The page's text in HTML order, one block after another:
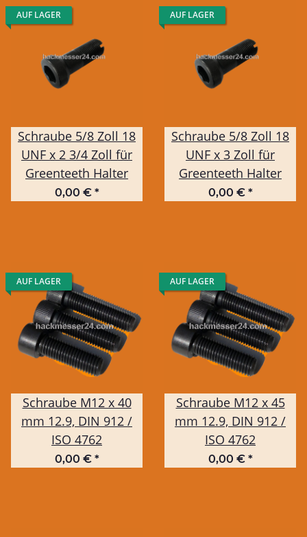
AUF LAGER
Schraube 5/8 Zoll 18
UNF x 2 3/4 Zoll für
Greenteeth Halter
0,00 € *
AUF LAGER
Schraube 5/8 Zoll 18
UNF x 3 Zoll für
Greenteeth Halter
0,00 € *
AUF LAGER
Schraube M12 x 40
mm 12.9, DIN 912 /
ISO 4762
0,00 € *
AUF LAGER
Schraube M12 x 45
mm 12.9, DIN 912 /
ISO 4762
0,00 € *